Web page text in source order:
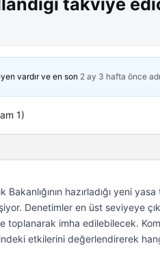
takviye
vardır ve en son 2 ay 3 hafta önce
1)
Bakanlığının hazırladığı yeni
Denetimler en üst seviyeye
toplanarak imha edilebilecek.
etkilerini değerlendirerek